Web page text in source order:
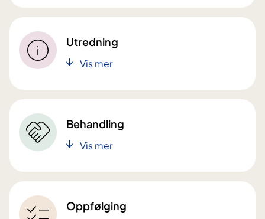
Utredning
Vis mer
Behandling
Vis mer
Oppfølging